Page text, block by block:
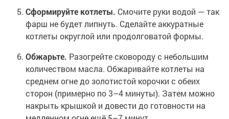
Сформируйте котлеты. Смочите руки водой — так
фарш не будет липнуть. Сделайте аккуратные
котлеты округлой или продолговатой формы.
Обжарьте. Разогрейте сковороду с небольшим
количеством масла. Обжаривайте котлеты на
среднем огне до золотистой корочки с обеих
сторон (примерно по 3–4 минуты). Затем можно
накрыть крышкой и довести до готовности на